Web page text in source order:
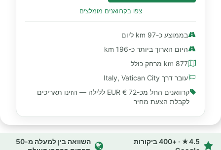
צפו בקרוואנים מומלצים
בממוצע כ-97 km ליום
היום הארוך ביותר כ-196 km
877 km מרחק כולל
עובר דרך Italy, Vatican City
קרוואנים החל מכ-72 € EUR
ללילה — הזינו תאריכים
לקבלת הצעת מחיר
4.5★ · +400 ביקורות
השוואה בין למעלה מ-50